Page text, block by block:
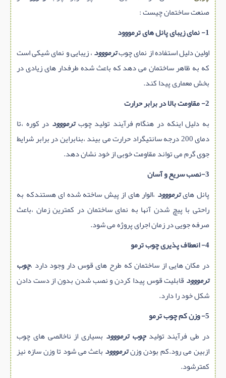
ژئوتکنیک
متفرقه
صنعت ساختمان چیست :
1- نمای زیبای پانل های ترمووود
اولین دلیل استفاده از نمای چوبترمووود، زیبایی و نمای شیکی است
که به ظاهر ساختمان می دهد که باعث شده طرفدار های زیادی در
بخش معماری پیدا کند.
2- مقاومت بالا در برابر حرارت
به دلیل اینکه در هنگام فرآیند تولید چوبترمووود در کوره ،تا
دمای 200 درجه سانتیگراد حرارت می بیند ،بنابراین در برابر شرایط
جوی گرم می تواند مقاومت خوبی از خود نشان دهد.
3-نصب سریع و آسان
پانل هایترمووود ،الوار های از پیش ساخته شده ای هستندکه به
راحتی با پیچ شدن آنها به نمای ساختمان در کمترین زمان ،باعث
صرفه جویی در زمان اجرای پروژه می شود.
4- انعطاف پذیری چوب ترمو
در مکان هایی از ساختمان که طرح های قوس دار وجود دارد ،چوب
ترمووود قابلیت قوس پیدا کردن و نصب شدن بدون از دست دادن
شکل خود را دارد.
5- وزن کم چوب ترمو
در طی فرآیند تولید چوب ترمووود بسیاری از ناخالصی های چوب
ازبین می رود.کم بودن وزنترمووود باعث می شود تا وزن سازه نیز
کمترشود.